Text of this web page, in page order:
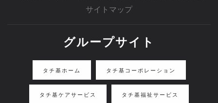
サイトマップ
グループサイト
タチ基ホーム タチ基コーポレーション
タチ基ケアサービス タチ基福祉サービス